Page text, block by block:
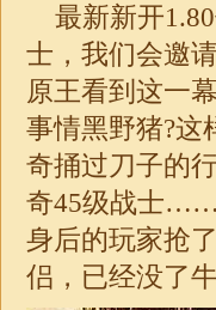
最新新开
士，我们会邀
原王看到这一
事情黑野猪?这
奇捅过刀子的
奇45级战士……
身后的玩家抢
侣，已经没了